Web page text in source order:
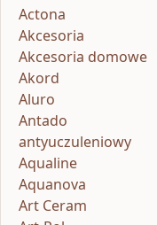
Actona
Akcesoria
Akcesoria domowe
Akord
Aluro
Antado
antyuczuleniowy
Aqualine
Aquanova
Art Ceram